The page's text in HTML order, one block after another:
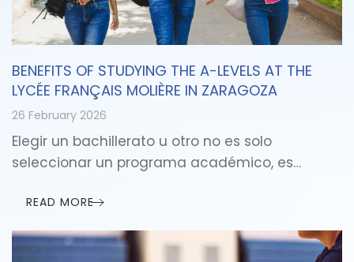
BENEFITS OF STUDYING THE A-LEVELS AT THE
LYCÉE FRANÇAIS MOLIÈRE IN ZARAGOZA
26 February 2026
Elegir un bachillerato u otro no es solo
seleccionar un programa académico, es…
READ MORE